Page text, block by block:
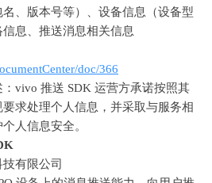
、版本号等）、设备信息（设备型
息、推送消息相关信息
doc/366
vivo 推送 SDK 运营方承诺按照其
求处理个人信息，并采取与服务相
人信息安全。
有限公司